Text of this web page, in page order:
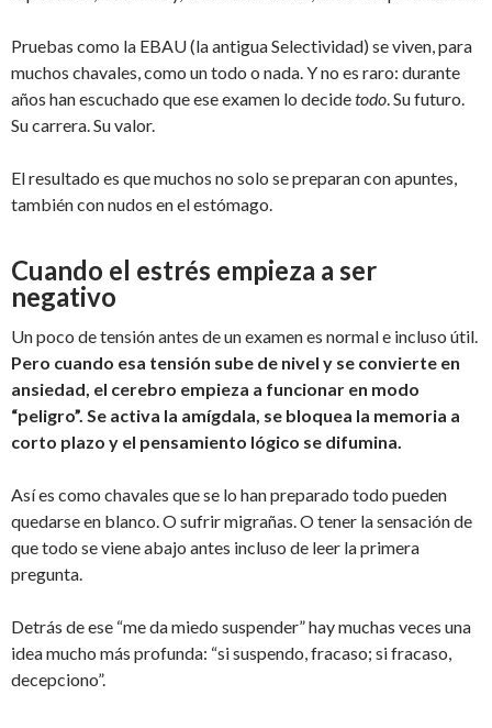
Pruebas como la EBAU (la antigua Selectividad) se viven, para
muchos chavales, como un todo o nada. Y no es raro: durante
años han escuchado que ese examen lo decidetodo. Su futuro.
Su carrera. Su valor.
El resultado es que muchos no solo se preparan con apuntes,
también con nudos en el estómago.
Cuando el estrés empieza a ser
negativo
Un poco de tensión antes de un examen es normal e incluso útil.
Pero cuando esa tensión sube de nivel y se convierte en
ansiedad, el cerebro empieza a funcionar en modo
“peligro”. Se activa la amígdala, se bloquea la memoria a
corto plazo y el pensamiento lógico se difumina.
Así es como chavales que se lo han preparado todo pueden
quedarse en blanco. O sufrir migrañas. O tener la sensación de
que todo se viene abajo antes incluso de leer la primera
pregunta.
Detrás de ese “me da miedo suspender” hay muchas veces una
idea mucho más profunda: “si suspendo, fracaso; si fracaso,
decepciono”.